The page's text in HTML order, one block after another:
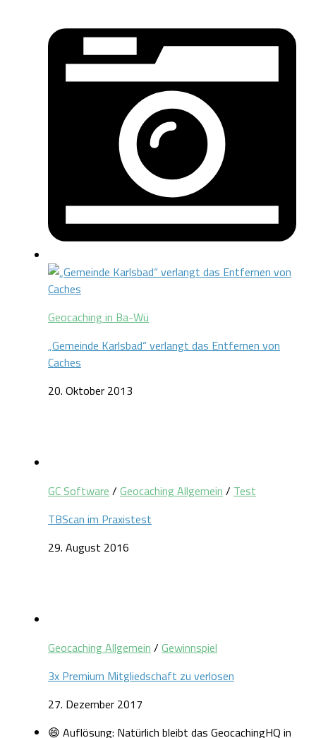
Geocaching in Ba-Wü
„Gemeinde Karlsbad“ verlangt das Entfernen von
Caches
20. Oktober 2013
GC Software / Geocaching Allgemein / Test
TBScan im Praxistest
29. August 2016
Geocaching Allgemein / Gewinnspiel
3x Premium Mitgliedschaft zu verlosen
27. Dezember 2017
😄 Auflösung: Natürlich bleibt das GeocachingHQ in